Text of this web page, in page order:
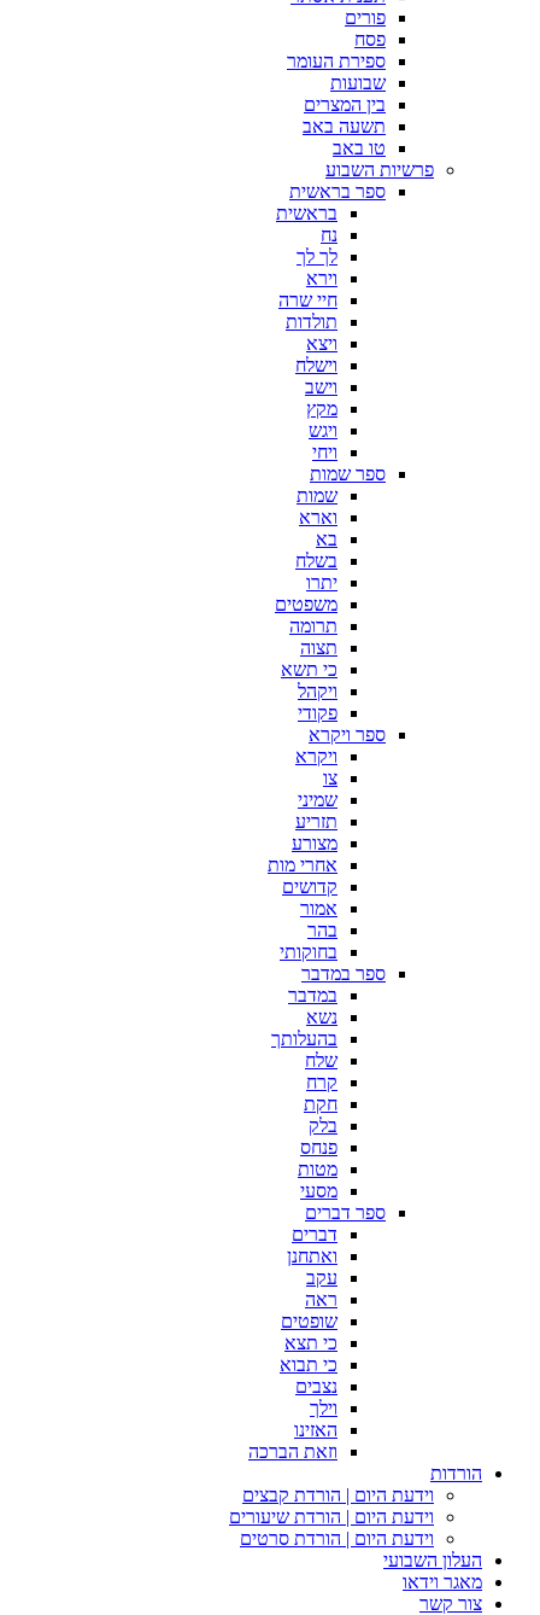
פורים
פסח
ספירת העומר
שבועות
בין המצרים
תשעה באב
טו באב
פרשיות השבוע
ספר בראשית
בראשית
נח
לך לך
וירא
חיי שרה
תולדות
ויצא
וישלח
וישב
מקץ
ויגש
ויחי
ספר שמות
שמות
וארא
בא
בשלח
יתרו
משפטים
תרומה
תצוה
כי תשא
ויקהל
פקודי
ספר ויקרא
ויקרא
צו
שמיני
תזריע
מצורע
אחרי מות
קדושים
אמור
בהר
בחוקותי
ספר במדבר
במדבר
נשא
בהעלותך
שלח
קרח
חקת
בלק
פנחס
מטות
מסעי
ספר דברים
דברים
ואתחנן
עקב
ראה
שופטים
כי תצא
כי תבוא
נצבים
וילך
האזינו
וזאת הברכה
הורדות
וידעת היום | הורדת קבצים
וידעת היום | הורדת שיעורים
וידעת היום | הורדת סרטים
העלון השבועי
מאגר וידאו
צור קשר